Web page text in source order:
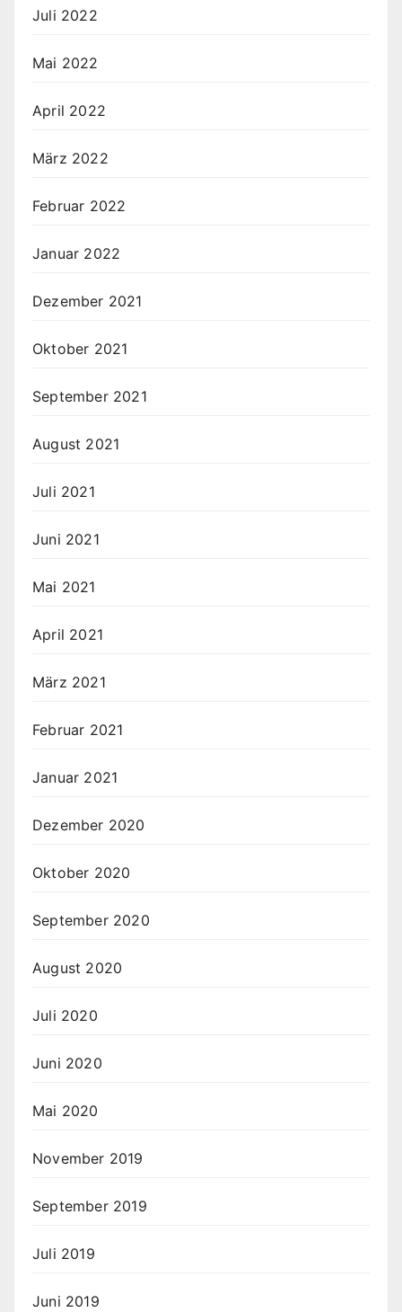
Juli 2022
Mai 2022
April 2022
März 2022
Februar 2022
Januar 2022
Dezember 2021
Oktober 2021
September 2021
August 2021
Juli 2021
Juni 2021
Mai 2021
April 2021
März 2021
Februar 2021
Januar 2021
Dezember 2020
Oktober 2020
September 2020
August 2020
Juli 2020
Juni 2020
Mai 2020
November 2019
September 2019
Juli 2019
Juni 2019